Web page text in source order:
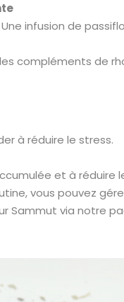
infusion de
compléments de
à réduire le stress.
et à réduire
vous pouvez
Sammut via notre